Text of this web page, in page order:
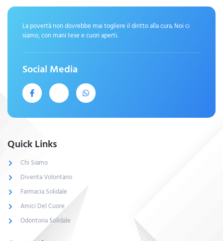
La povertà non dovrebbe mai togliere il diritto alla cura. Noi ci
siamo, con mani tese e cuori aperti.
Social Media
Quick Links
Chi Siamo
Diventa Volontario
Farmacia Solidale
Amici Del Cuore
Odontoria Solidale